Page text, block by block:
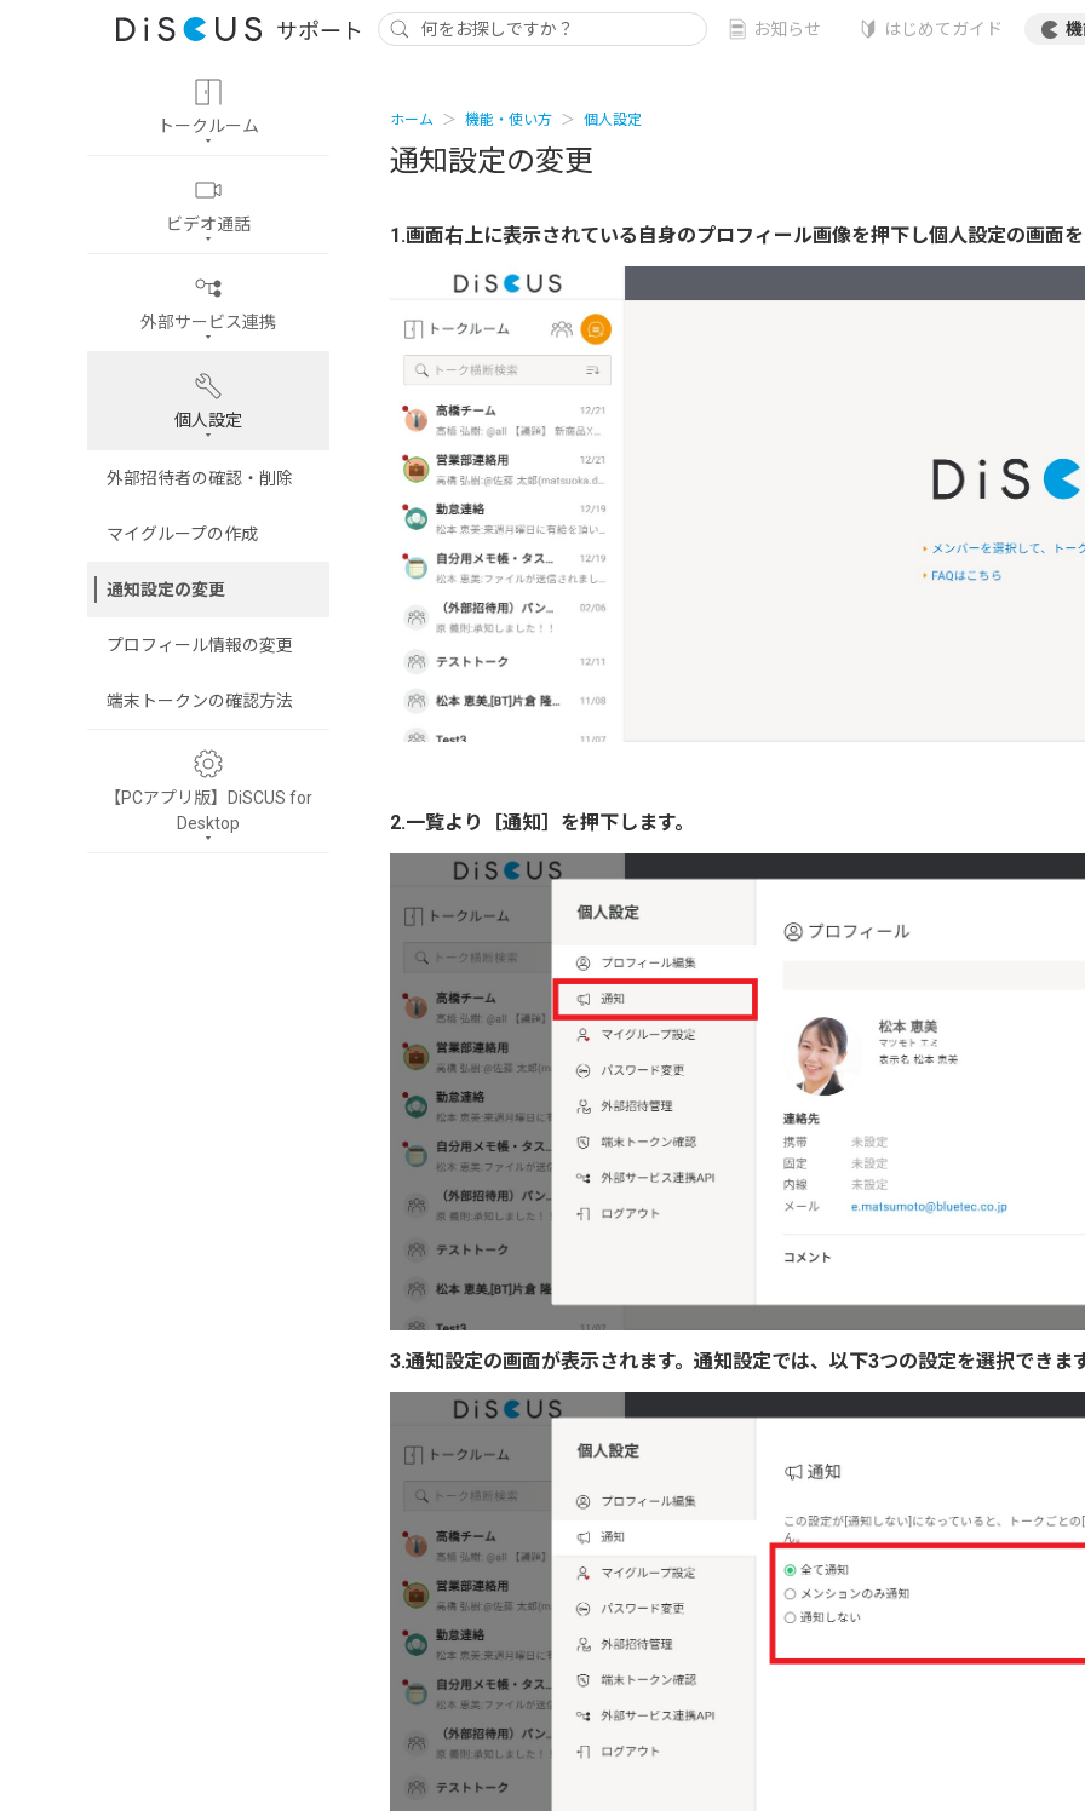
お知らせ はじめてガイド
トークルーム
ビデオ通話
外部サービス連携
個人設定
外部招待者の確認・削除
マイグループの作成
通知設定の変更
プロフィール情報の変更
端末トークンの確認方法
【PCアプリ版】DiSCUS for
Desktop
ホーム 機能・使い方 個人設定
通知設定の変更
1.画面右上に表示されている自身のプロフィール画像を押下し個人設定の画面
2.一覧より［通知］を押下します。
3.通知設定の画面が表示されます。通知設定では、以下3つの設定を選択できま